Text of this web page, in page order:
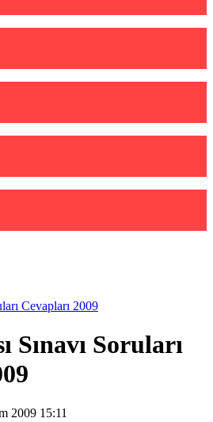
Cevapları 2009
Sınavı Soruları
2009 15:11